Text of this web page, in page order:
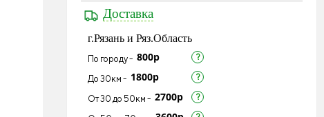
Доставка
г.Рязань и Ряз.Область
По городу - 800р
До 30км - 1800р
От 30 до 50км - 2700р